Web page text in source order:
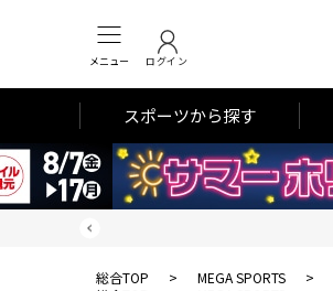
メニュー ログイン
スポーツから探す
総合TOP > MEGA SPORTS >